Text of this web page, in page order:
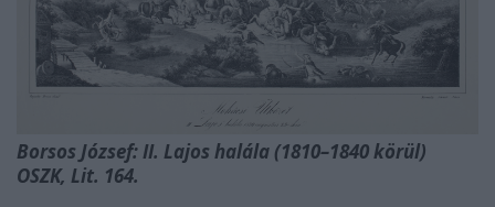
Borsos József: II. Lajos halála (1810–1840 körül)
OSZK, Lit. 164.